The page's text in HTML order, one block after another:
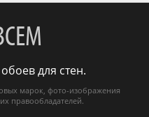
для стен.
марок, фото-изображения
правообладателей.